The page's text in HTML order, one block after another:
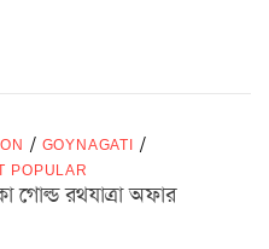
/ GOYNAGATI /
POPULAR
গোল্ড রথযাত্রা অফার